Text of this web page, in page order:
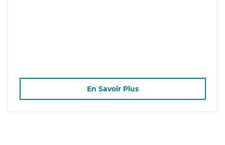
En Savoir Plus